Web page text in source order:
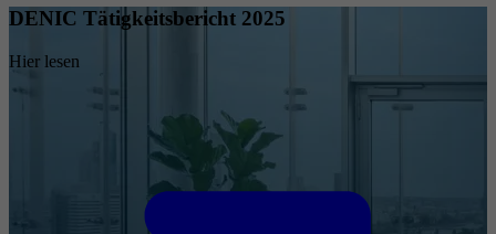
DENIC Tätigkeitsbericht 2025
Hier lesen